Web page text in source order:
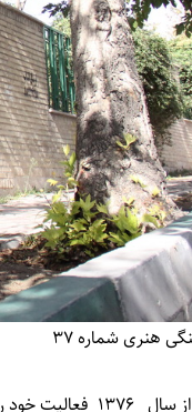
هنری شماره 37
خود را با کارگاه های فرهنگی و ادبی ادامه داده است